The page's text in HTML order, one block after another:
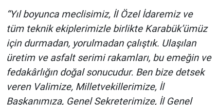
“Yıl boyunca meclisimiz, İl Özel İdaremiz ve
tüm teknik ekiplerimizle birlikte Karabük’ümüz
için durmadan, yorulmadan çalıştık. Ulaşılan
üretim ve asfalt serimi rakamları, bu emeğin ve
fedakârlığın doğal sonucudur. Ben bize detsek
veren Valimize, Milletvekillerimize, İl
Başkanımıza, Genel Sekreterimize, İl Genel